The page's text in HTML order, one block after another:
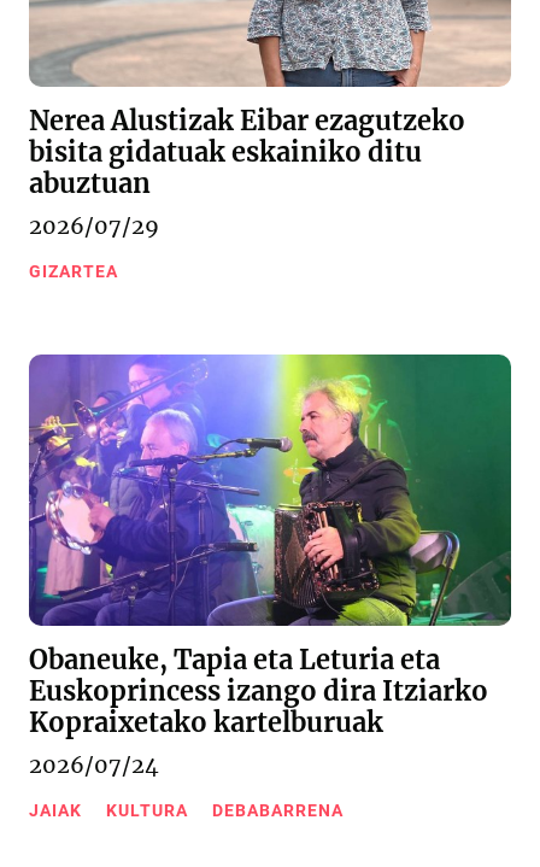
Nerea Alustizak Eibar ezagutzeko
bisita gidatuak eskainiko ditu
abuztuan
2026/07/29
GIZARTEA
Obaneuke, Tapia eta Leturia eta
Euskoprincess izango dira Itziarko
Kopraixetako kartelburuak
2026/07/24
JAIAK KULTURA DEBABARRENA